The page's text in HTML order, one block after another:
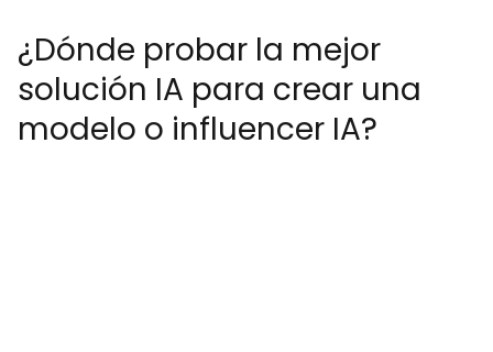
¿Dónde probar la mejor
solución IA para crear una
modelo o influencer IA?